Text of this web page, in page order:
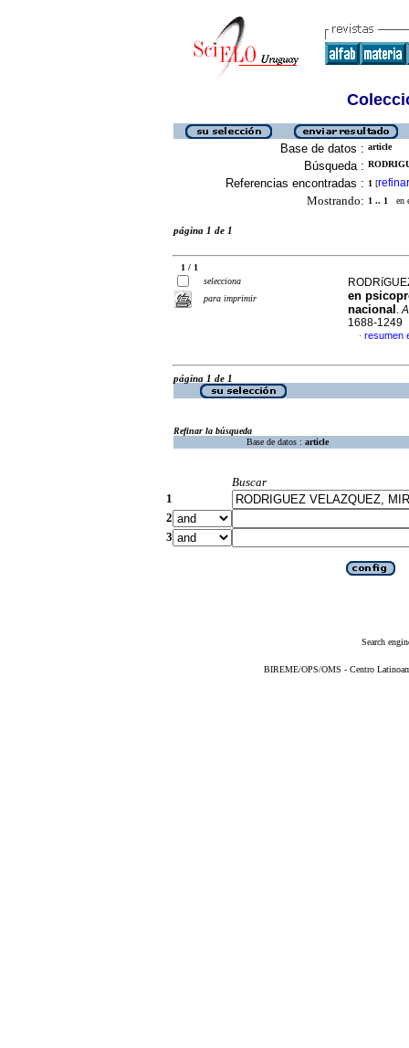
Base de datos : article
Búsqueda :
Referencias encontradas : 1 [refinar
Mostrando: 1 .. 1 en
página 1 de 1
1 / 1
selecciona
para imprimir
en
nacional .
1688-1249
· resumen
página 1 de 1
Refinar la búsqueda
Base de datos : article
Buscar
1
2
3
Search
BIREME/OPS/OMS - Centro